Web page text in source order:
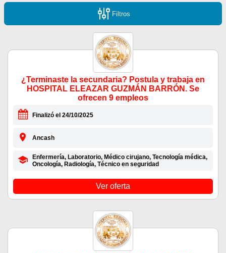
Filtros
¿Terminaste la secundaria? Postula y trabaja en
HOSPITAL ELEAZAR GUZMÁN BARRÓN. Se
ofrecen 9 empleos
Finalizó el 24/10/2025
Ancash
Enfermería, Laboratorio, Médico cirujano, Tecnología médica,
Oncología, Radiología, Técnico en seguridad
Ver oferta